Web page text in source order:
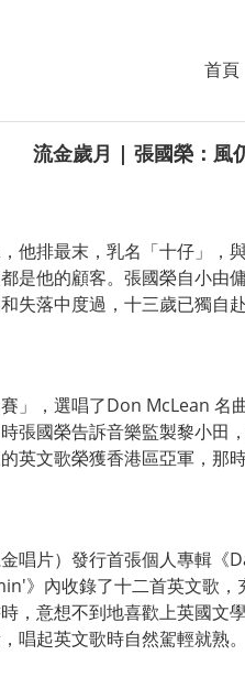
首頁
流金歲月 | 張國榮：風
他排最末，乳名「十仔」
是他的顧客。張國榮自小
失落中度過，十三歲已獨
」，選唱了Don McLean
張國榮告訴音樂監製黎小
英文歌榮獲香港區亞軍，
唱片）發行首張個人專輯
》內收錄了十二首英文歌
，意想不到地喜歡上英國
唱起英文歌時自然駕輕就熟。